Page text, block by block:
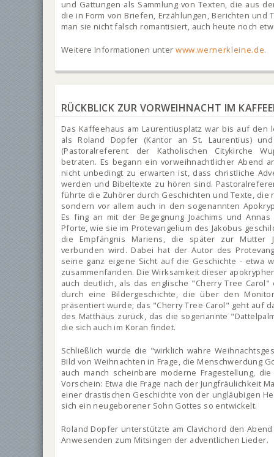
und Gattungen als Sammlung von Texten, die aus
die in Form von Briefen, Erzählungen, Berichten
man sie nicht falsch romantisiert, auch heute noch
Weitere Informationen unter www.wernerkleine.de.
RÜCKBLICK ZUR VORWEIHNACHT IM
Das Kaffeehaus am Laurentiusplatz war bis auf den
als Roland Dopfer (Kantor an St. Laurentius)
(Pastoralreferent der Katholischen Citykirche
betraten. Es begann ein vorweihnachtlicher Abend
nicht unbedingt zu erwarten ist, dass christliche
werden und Bibeltexte zu hören sind.
führte die Zuhörer durch Geschichten und Texte, die
sondern vor allem auch in den sogenannten
Es fing an mit der Begegnung Joachims und
Pforte, wie sie im Protevangelium des Jakobus
die Empfängnis Mariens, die später zur Mutter
verbunden wird. Dabei hat der Autor des
seine ganz eigene Sicht auf die Geschichte - etwa
zusammenfanden. Die Wirksamkeit dieser
auch deutlich, als das englische "Cherry Tree
durch eine Bildergeschichte, die über den
präsentiert wurde; das "Cherry Tree Carol" geht auf
des Matthäus zurück, das die sogenannte
die sich auch im Koran findet.
Schließlich wurde die "wirklich wahre
Bild von Weihnachten in Frage, die Menschwerdung
auch manch scheinbare moderne Fragestellung,
Vorschein: Etwa die Frage nach der Jungfräulichkeit
einer drastischen Geschichte von der ungläubigen
sich ein neugeborener Sohn Gottes so entwickelt.
Roland Dopfer unterstützte am Clavichord den
Anwesenden zum Mitsingen der adventlichen Lieder.